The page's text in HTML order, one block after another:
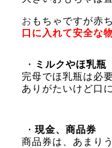
お もちゃですが赤
口に入れて安全な
・ ミルクやほ乳瓶
完母でほ乳瓶は必
ありがたいけど口
・ 現金、商品券
商品券は、あまり